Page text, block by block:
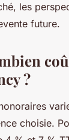
les
future.
?
choisie.